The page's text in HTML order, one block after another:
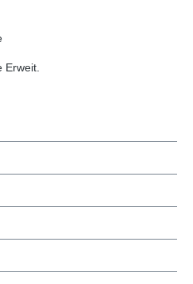
Erweit.